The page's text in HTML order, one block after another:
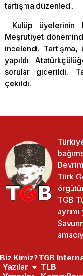
tartışma düzenledi.
Kulüp üyelerinin
Meşrutiyet
incelendi.
yapıldı
sorular giderildi.
çekildi.
Türk
TGB
Biz Kimiz?
Yazılar
TGB
TLB